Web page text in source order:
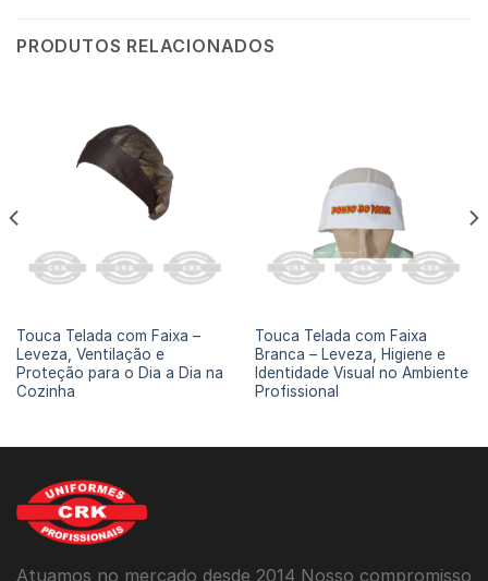
PRODUTOS RELACIONADOS
Touca Telada com Faixa –
Leveza, Ventilação e
Proteção para o Dia a Dia na
Cozinha
Touca Telada com Faixa
Branca – Leveza, Higiene e
Identidade Visual no Ambiente
Profissional
Atuamos no mercado desde 2014 Nosso compromisso